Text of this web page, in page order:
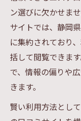
ン選びに欠かせま
サイトでは、静岡
に集約されており
括して閲覧できま
で、情報の偏りや
きます。
賢い利用方法とし